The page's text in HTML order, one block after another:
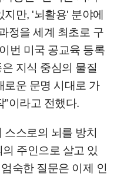
지만, '뇌활용' 분야에
정을 세계 최초로 구
번 미국 공교육 등록
지식 중심의 물질
로운 문명 시대로 가
"이라고 전했다.
스스로의 뇌를 방치
주인으로 살고 있
숙한 질문은 이제 인